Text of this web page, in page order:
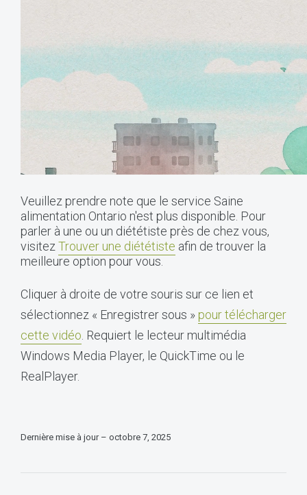
Veuillez prendre note que le service Saine
alimentation Ontario n'est plus disponible. Pour
parler à une ou un diététiste près de chez vous,
visitez Trouver une diététiste afin de trouver la
meilleure option pour vous.
Cliquer à droite de votre souris sur ce lien et
sélectionnez « Enregistrer sous » pour télécharger
cette vidéo . Requiert le lecteur multimédia
Windows Media Player, le QuickTime ou le
RealPlayer.
Dernière mise à jour – octobre 7, 2025